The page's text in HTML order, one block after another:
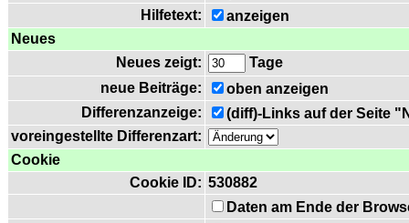
Hilfetext:
anzeigen
Neues
Neues zeigt:
Tage
neue Beiträge:
oben anzeigen
Differenzanzeige:
(diff)-Links auf der Seite
voreingestellte Differenzart:
Cookie
Cookie ID: 530882
Daten am Ende der